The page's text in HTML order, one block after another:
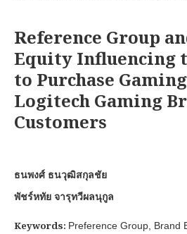
Reference Group
Equity Influencing
to Purchase
Logitech Gaming
Customers
ธนพงศ์ ธนวุฒิสกุลชัย
พัชร์หทัย จารุทวีผลนุกูล
Keywords: Preference Group, Brand